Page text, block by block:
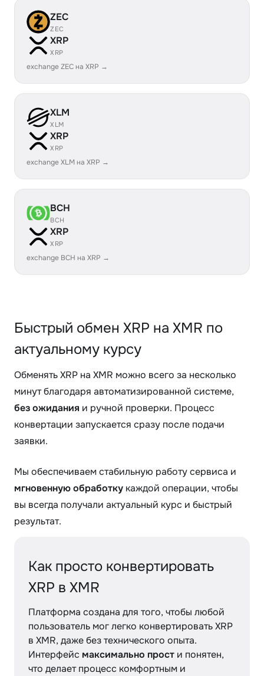
ZEC
ZEC
XRP
XRP
exchange ZEC на XRP →
XLM
XLM
XRP
XRP
exchange XLM на XRP →
BCH
BCH
XRP
XRP
exchange BCH на XRP →
Быстрый обмен XRP на XMR по
актуальному курсу
Обменять XRP на XMR можно всего за несколько
минут благодаря автоматизированной системе,
без ожидания и ручной проверки. Процесс
конвертации запускается сразу после подачи
заявки.
Мы обеспечиваем стабильную работу сервиса и
мгновенную обработку каждой операции, чтобы
вы всегда получали актуальный курс и быстрый
результат.
Как просто конвертировать
XRP в XMR
Платформа создана для того, чтобы любой
пользователь мог легко конвертировать XRP
в XMR, даже без технического опыта.
Интерфейс максимально прост и понятен,
что делает процесс комфортным и